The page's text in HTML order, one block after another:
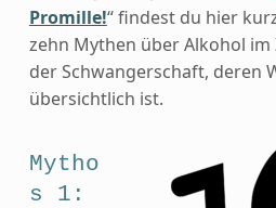
Promille!“ findest du hier
zehn Mythen über Alkohol
der Schwangerschaft, deren
übersichtlich ist.
Mytho
s 1: